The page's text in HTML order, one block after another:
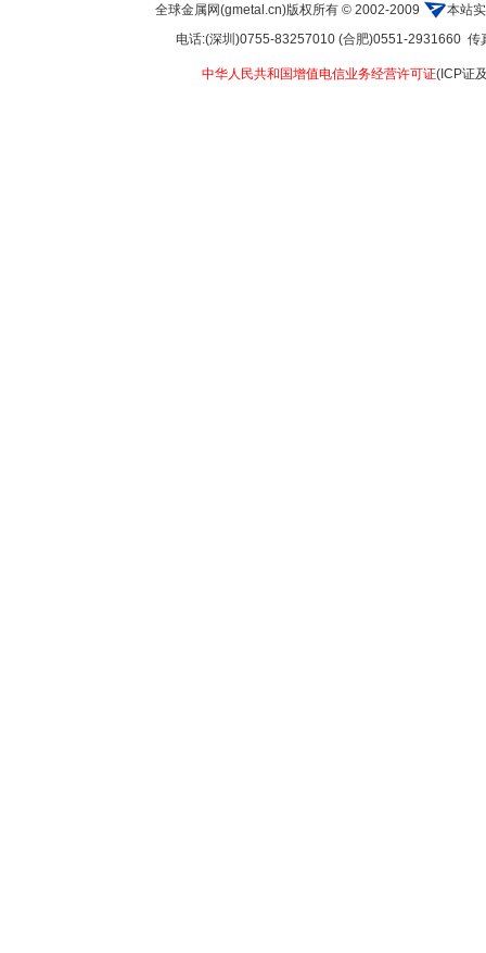
全球金属网(gmetal.cn)版权所有 © 2002-2009
本站
电话:(深圳)0755-83257010 (合肥)0551-2931660
中华人民共和国增值电信业务经营许可证(ICP证